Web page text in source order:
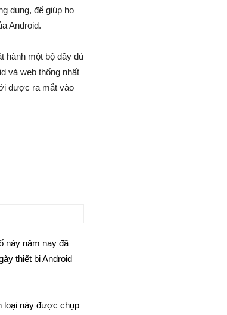
dụng, để giúp họ
Android.
hành một bộ đầy đủ
và web thống nhất
được ra mắt vào
này năm nay đã
thiết bị Android
loại này được chụp